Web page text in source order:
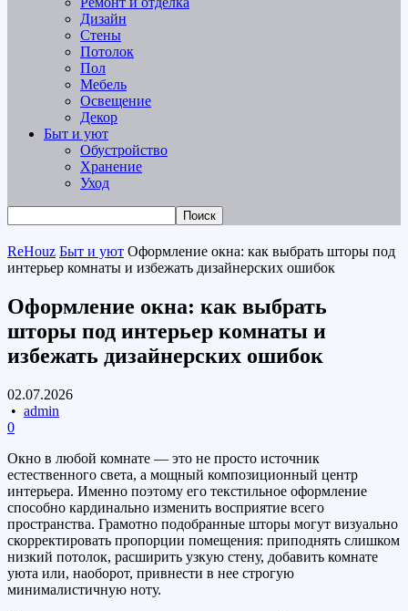
Дизайн
Стены
Потолок
Пол
Мебель
Освещение
Декор
Быт и уют
Обустройство
Хранение
Уход
ReHouz Быт и уют Оформление окна: как выбрать шторы под
интерьер комнаты и избежать дизайнерских ошибок
Оформление окна: как выбрать
шторы под интерьер комнаты и
избежать дизайнерских ошибок
02.07.2026
• admin
0
Окно в любой комнате — это не просто источник
естественного света, а мощный композиционный центр
интерьера. Именно поэтому его текстильное оформление
способно кардинально изменить восприятие всего
пространства. Грамотно подобранные шторы могут визуально
скорректировать пропорции помещения: приподнять слишком
низкий потолок, расширить узкую стену, добавить комнате
уюта или, наоборот, привнести в нее строгую
минималистичную ноту.